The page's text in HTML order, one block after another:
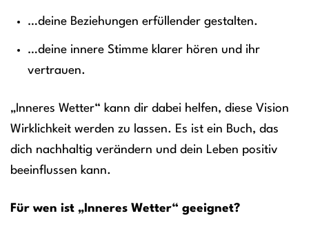
…deine Beziehungen erfüllender gestalten.
…deine innere Stimme klarer hören und ihr
vertrauen.
„Inneres Wetter“ kann dir dabei helfen, diese Vision
Wirklichkeit werden zu lassen. Es ist ein Buch, das
dich nachhaltig verändern und dein Leben positiv
beeinflussen kann.
Für wen ist „Inneres Wetter“ geeignet?